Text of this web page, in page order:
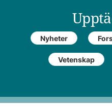
Nyheter
Vetenskap